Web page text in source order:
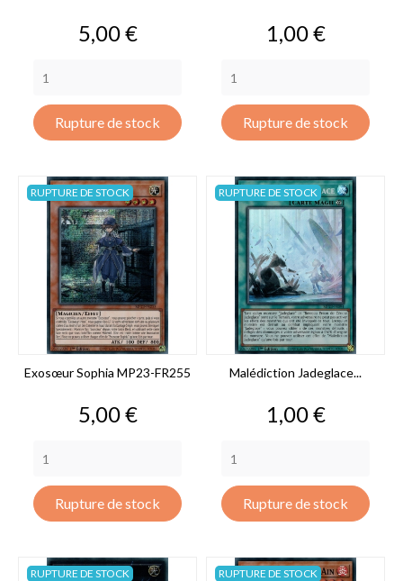
Prix
5,00 €
Rupture de stock
Prix
1,00 €
Rupture de stock
Exosœur Sophia MP23-FR255
Prix
5,00 €
Rupture de stock
RUPTURE DE STOCK
Malédiction Jadeglace...
Prix
1,00 €
Rupture de stock
RUPTURE DE STOCK
RUPTURE DE STOCK RUPTURE DE STOCK